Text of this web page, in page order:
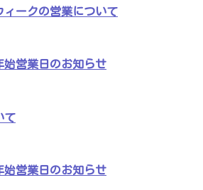
ィークの営業について
始営業日のお知らせ
て
始営業日のお知らせ